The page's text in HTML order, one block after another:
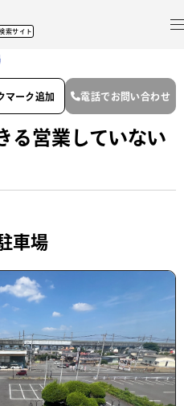
索サイト
る営業していない
車場
マーク追加 電話でお問い合わせ